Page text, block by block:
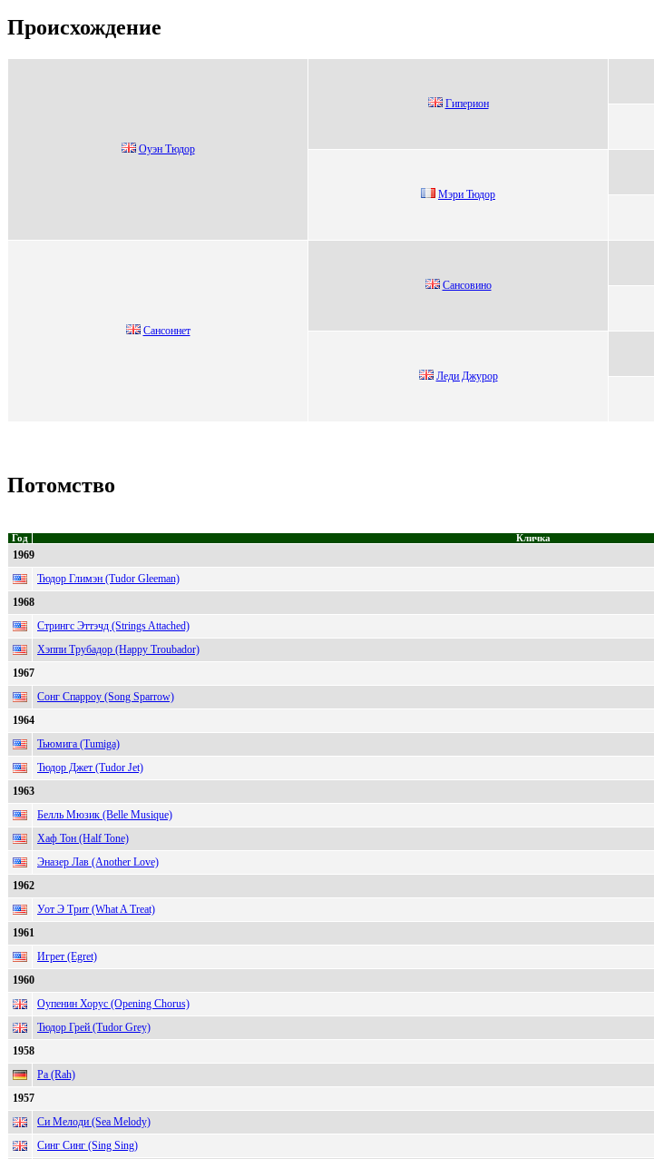
Происхождение
Оуэн Tюдoр
Гиперион
Мэpи Тюдоp
Сaнcoннет
Caнсoвинo
Леди Джурор
Потомство
Год Кличка
1969
Тюдор Глимэн (Tudor Gleeman)
1968
Стрингс Эттэчд (Strings Attached)
Хэппи Трубадор (Happy Troubador)
1967
Сонг Спарроу (Song Sparrow)
1964
Тьюмига (Tumiga)
Тюдор Джет (Tudor Jet)
1963
Белль Мюзик (Belle Musique)
Хаф Тон (Half Tone)
Эназер Лав (Another Love)
1962
Уот Э Трит (What A Treat)
1961
Игрет (Egret)
1960
Оупенин Хорус (Opening Chorus)
Тюдор Грей (Tudor Grey)
1958
Ра (Rah)
1957
Си Мелоди (Sea Melody)
Синг Синг (Sing Sing)